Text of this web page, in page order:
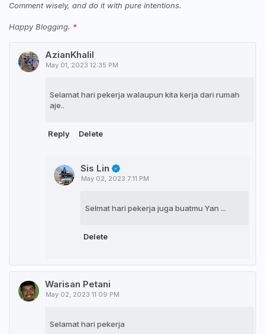
Comment wisely, and do it with pure intentions.
Happy Blogging.
AzianKhalil
May 01, 2023 12:35 PM
Selamat hari pekerja walaupun kita kerja dari rumah
aje..
Reply Delete
Sis Lin
May 02, 2023 7:11 PM
Selmat hari pekerja juga buatmu Yan ...
Delete
Warisan Petani
May 02, 2023 11:09 PM
Selamat hari pekerja